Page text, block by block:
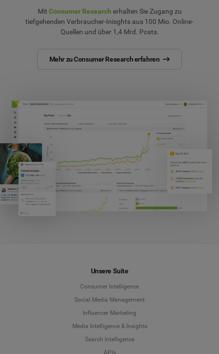
Mit Consumer Research erhalten Sie Zugang zu
tiefgehenden Verbraucher-Inisghts aus 100 Mio. Online-
Quellen und über 1,4 Mrd. Posts.
Mehr zu Consumer Research erfahren
Unsere Suite
Consumer Intelligence
Social Media Management
Influencer Marketing
Media Intelligence & Insights
Search Intelligence
APIs